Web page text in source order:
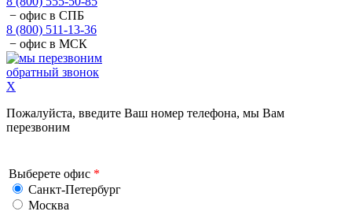
− офис в СПБ
8 (800) 511-13-36
− офис в МСК
обратный звонок
X
Пожалуйста, введите Ваш номер телефона, мы Вам
перезвоним
Выберете офис *
Санкт-Петербург
Москва